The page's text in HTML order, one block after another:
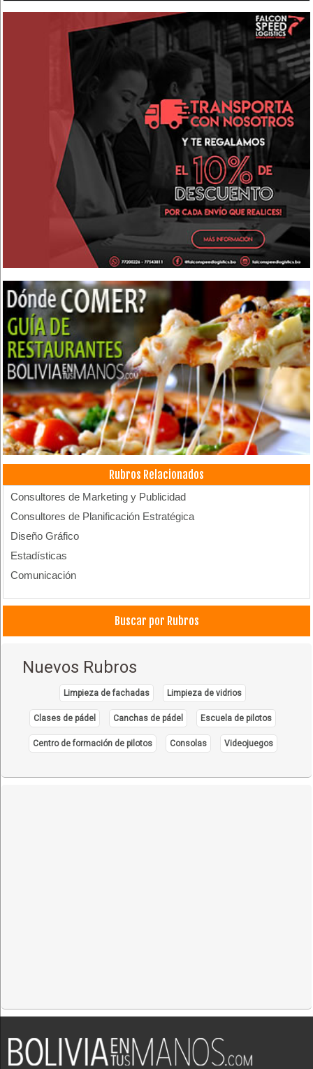
Rubros Relacionados
Consultores de Marketing y Publicidad
Consultores de Planificación Estratégica
Diseño Gráfico
Estadísticas
Comunicación
Buscar por Rubros
Nuevos Rubros
Limpieza de fachadas Limpieza de vidrios
Clases de pádel Canchas de pádel Escuela de pilotos
Centro de formación de pilotos Consolas Videojuegos